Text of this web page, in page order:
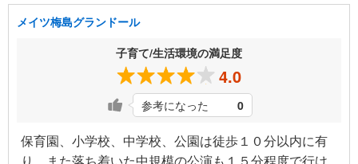
メイツ梅島グランドール
子育て/生活環境の満足度
4.0
参考になった 0
保育園、小学校、中学校、公園は徒歩１０分以内に有